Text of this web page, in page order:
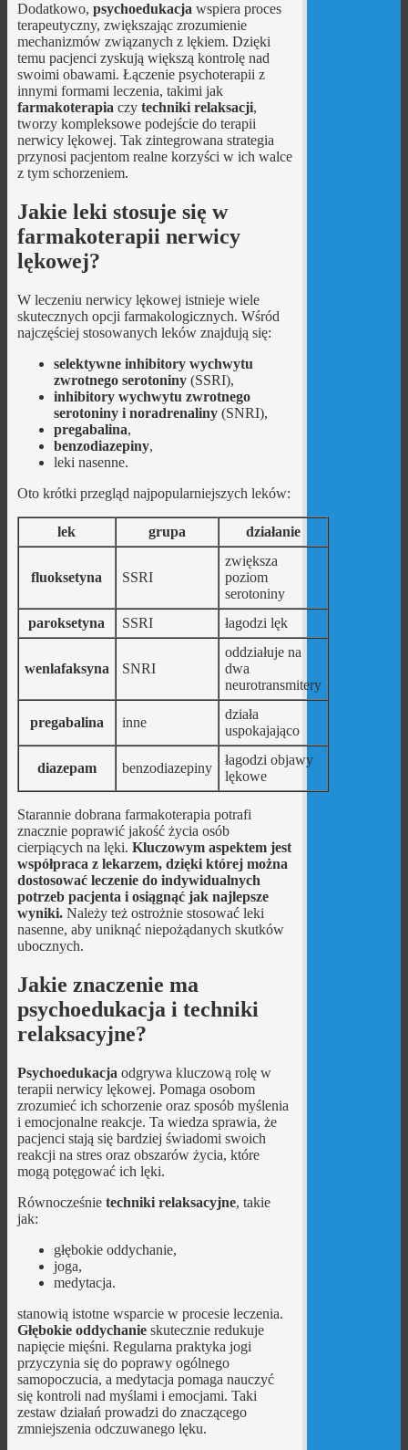
Dodatkowo, psychoedukacja wspiera proces
terapeutyczny, zwiększając zrozumienie
mechanizmów związanych z lękiem. Dzięki
temu pacjenci zyskują większą kontrolę nad
swoimi obawami. Łączenie psychoterapii z
innymi formami leczenia, takimi jak
farmakoterapia czy techniki relaksacji,
tworzy kompleksowe podejście do terapii
nerwicy lękowej. Tak zintegrowana strategia
przynosi pacjentom realne korzyści w ich walce
z tym schorzeniem.
Jakie leki stosuje się w
farmakoterapii nerwicy
lękowej?
W leczeniu nerwicy lękowej istnieje wiele
skutecznych opcji farmakologicznych. Wśród
najczęściej stosowanych leków znajdują się:
selektywne inhibitory wychwytu
zwrotnego serotoniny(SSRI),
inhibitory wychwytu zwrotnego
serotoniny i noradrenaliny(SNRI),
pregabalina,
benzodiazepiny,
leki nasenne.
Oto krótki przegląd najpopularniejszych leków:
lek grupa działanie
fluoksetyna SSRI
zwiększa
poziom
serotoniny
paroksetyna
SSRI łagodzi lęk
wenlafaksyna SNRI
oddziałuje na
dwa
neurotransmitery
pregabalina inne
działa
uspokajająco
diazepam benzodiazepiny
łagodzi objawy
lękowe
Starannie dobrana farmakoterapia potrafi
znacznie poprawić jakość życia osób
cierpiących na lęki. Kluczowym aspektem jest
współpraca z lekarzem, dzięki której można
dostosować leczenie do indywidualnych
potrzeb pacjenta i osiągnąć jak najlepsze
wyniki.Należy też ostrożnie stosować leki
nasenne, aby uniknąć niepożądanych skutków
ubocznych.
Jakie znaczenie ma
psychoedukacja i techniki
relaksacyjne?
Psychoedukacja odgrywa kluczową rolę w
terapii nerwicy lękowej. Pomaga osobom
zrozumieć ich schorzenie oraz sposób myślenia
i emocjonalne reakcje. Ta wiedza sprawia, że
pacjenci stają się bardziej świadomi swoich
reakcji na stres oraz obszarów życia, które
mogą potęgować ich lęki.
Równocześnie techniki relaksacyjne, takie
jak:
głębokie oddychanie,
joga,
medytacja.
stanowią istotne wsparcie w procesie leczenia.
Głębokie oddychanieskutecznie redukuje
napięcie mięśni. Regularna praktyka jogi
przyczynia się do poprawy ogólnego
samopoczucia, a medytacja pomaga nauczyć
się kontroli nad myślami i emocjami. Taki
zestaw działań prowadzi do znaczącego
zmniejszenia odczuwanego lęku.